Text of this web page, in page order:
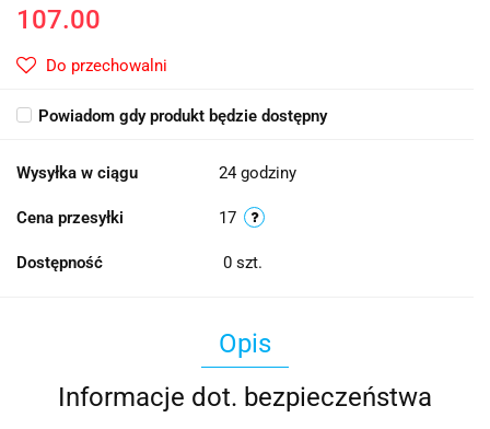
107.00
Do przechowalni
Powiadom gdy produkt będzie dostępny
Wysyłka w ciągu 24 godziny
Cena przesyłki 17
Dostępność 0 szt.
Opis
Informacje dot. bezpieczeństwa